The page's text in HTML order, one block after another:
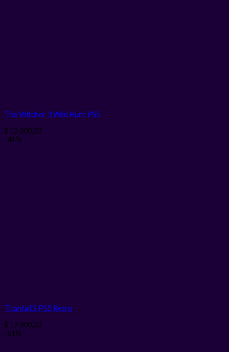
The Witcher 3 Wild Hunt PS5
$ 12.000,00
-41%
Titanfall 2 PS5 Retro
$ 17.000,00
-61%